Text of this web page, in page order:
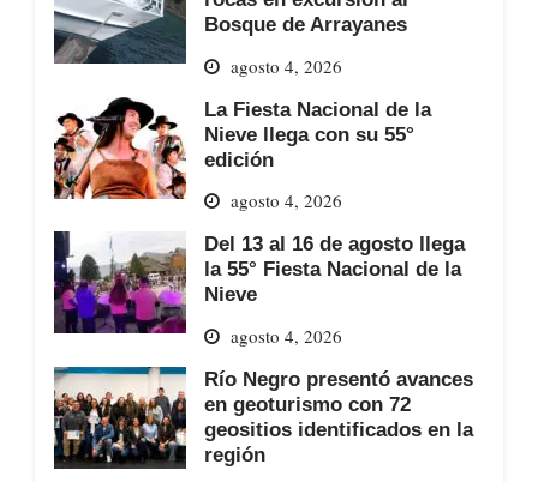
Bosque de Arrayanes
agosto 4, 2026
La Fiesta Nacional de la
Nieve llega con su 55°
edición
agosto 4, 2026
Del 13 al 16 de agosto llega
la 55° Fiesta Nacional de la
Nieve
agosto 4, 2026
Río Negro presentó avances
en geoturismo con 72
geositios identificados en la
región